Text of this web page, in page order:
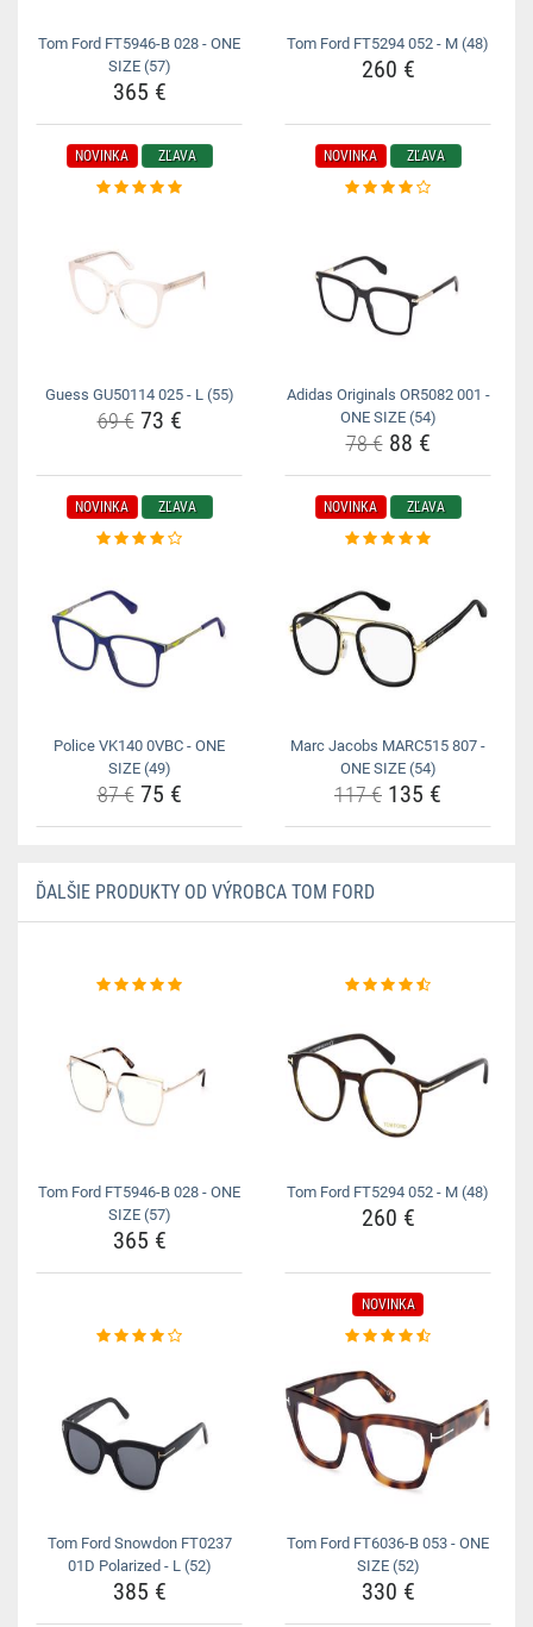
Tom Ford FT5946-B 028 - ONE
SIZE (57)
365 €
Tom Ford FT5294 052 - M (48)
260 €
NOVINKA ZĽAVA
Guess GU50114 025 - L (55)
69 €73 €
NOVINKA ZĽAVA
Adidas Originals OR5082 001 -
ONE SIZE (54)
78 €88 €
NOVINKA ZĽAVA
Police VK140 0VBC - ONE
SIZE (49)
87 €75 €
NOVINKA ZĽAVA
Marc Jacobs MARC515 807 -
ONE SIZE (54)
117 € 135 €
ĎALŠIE PRODUKTY OD VÝROBCA TOM FORD
Tom Ford FT5946-B 028 - ONE
SIZE (57)
365 €
Tom Ford FT5294 052 - M (48)
260 €
Tom Ford Snowdon FT0237
01D Polarized - L (52)
385 €
NOVINKA
Tom Ford FT6036-B 053 - ONE
SIZE (52)
330 €